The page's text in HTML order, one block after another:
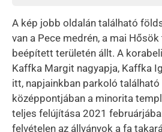
A kép jobb oldalán található
van a Pece medrén, a mai
beépített területén állt. A
Kaffka Margit nagyapja, Kaffka
itt, napjainkban parkoló található
középpontjában a minorita
teljes felújítása 2021
felvételen az állványok a fa